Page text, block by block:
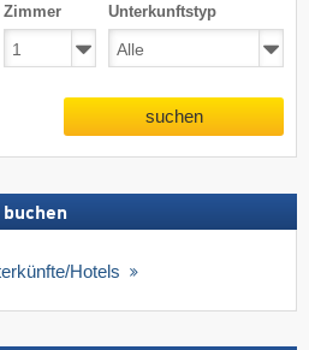
Zimmer Unterkunftstyp
suchen
Hotels